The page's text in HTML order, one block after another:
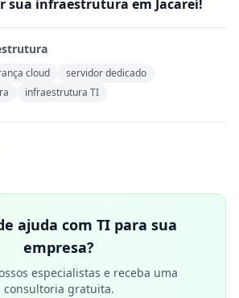
sua infraestrutura em Jacareí!
cloud
servidor dedicado
infraestrutura TI
ajuda com TI para sua
empresa?
especialistas e receba uma
consultoria gratuita.